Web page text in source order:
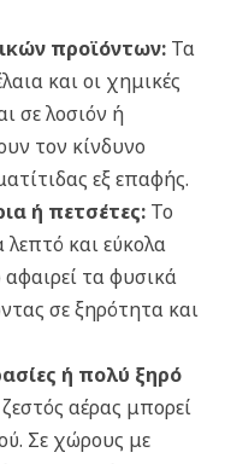
προϊόντων:Τα
και οι χημικές
σε λοσιόν ή
τον κίνδυνο
εξ επαφής.
ή πετσέτες:Το
λεπτό και εύκολα
αφαιρεί τα φυσικά
σε ξηρότητα και
ή πολύ ξηρό
αέρας μπορεί
Σε χώρους με